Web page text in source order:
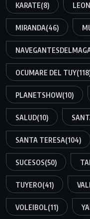
KARATE(8)
MIRANDA(46)
OCUMARE DEL TUY
PLANETSHOW(10)
SALUD(10)
SANTA TERESA(104)
SUCESOS(50)
TUYERO(41)
VOLEIBOL(11)